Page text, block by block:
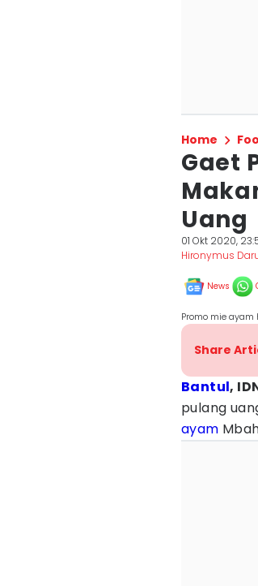
Home
Gaet
Uang
01 Okt 2020,
Hironymus
News
Promo mie
Share
Bantul,
pulang
ayam